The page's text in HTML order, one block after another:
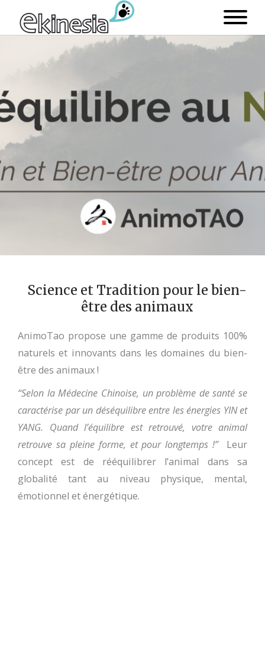
Science et Tradition pour le bien-
être des animaux
AnimoTao propose une gamme de produits 100%
naturels et innovants dans les domaines du bien-
être des animaux !
“Selon la Médecine Chinoise, un problème de santé se
caractérise par un déséquilibre entre les énergies YIN et
YANG. Quand l’équilibre est retrouvé, votre animal
retrouve sa pleine forme, et pour longtemps !” Leur
concept est de rééquilibrer l’animal dans sa
globalité tant au niveau physique, mental,
émotionnel et énergétique.